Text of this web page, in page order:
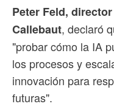
Peter Feld,
Callebaut, declaró
"probar cómo la IA
los procesos y
innovación para
futuras".